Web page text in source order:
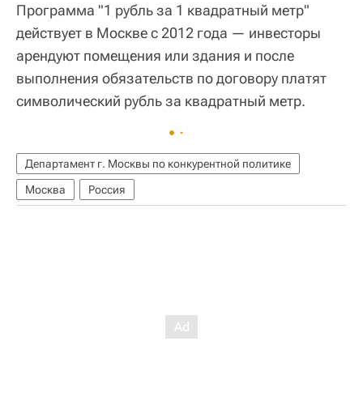
Программа "1 рубль за 1 квадратный метр"
действует в Москве с 2012 года — инвесторы
арендуют помещения или здания и после
выполнения обязательств по договору платят
символический рубль за квадратный метр.
Департамент г. Москвы по конкурентной политике
Москва
Россия